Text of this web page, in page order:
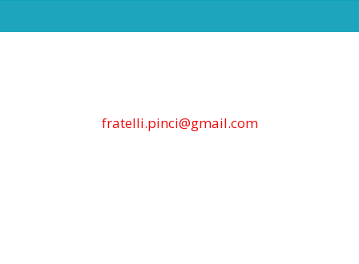
fratelli.pinci@gmail.com